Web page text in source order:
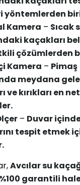
yöntemlerden
Kamera – Sıcak
kaçakları
çözümlerden
Kamera – Pimaş
meydana
ve kırıkları en
– Duvar
tespit etmek
Avcılar su
garantili